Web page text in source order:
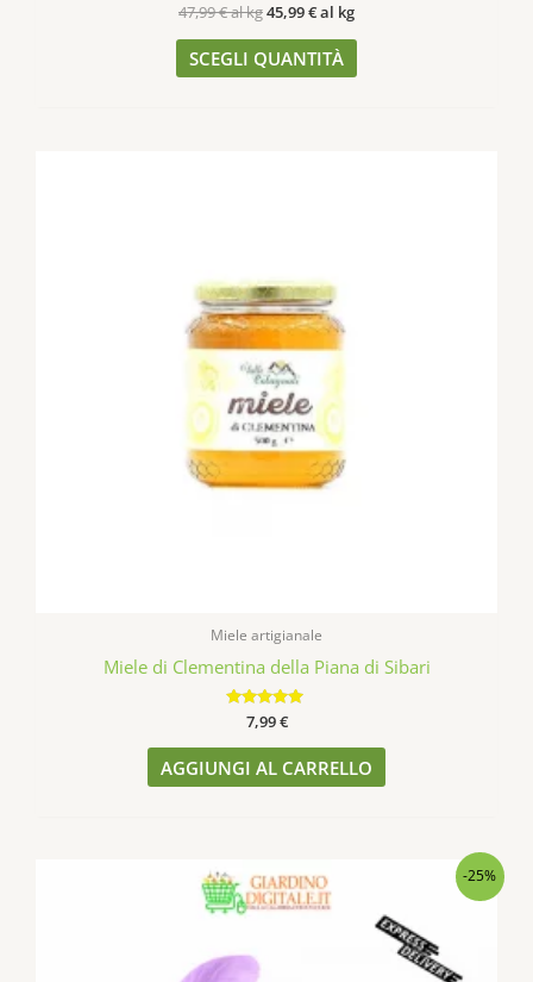
Valutato
4.86
su 5
47,99€al kg45,99€al kg
SCEGLI QUANTITÀ
Miele artigianale
Miele di Clementina della Piana di Sibari
Valutato
4.77
su 5
7,99€
AGGIUNGI AL CARRELLO
-25%